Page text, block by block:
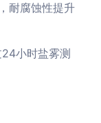
耐腐蚀性提升
小时盐雾测